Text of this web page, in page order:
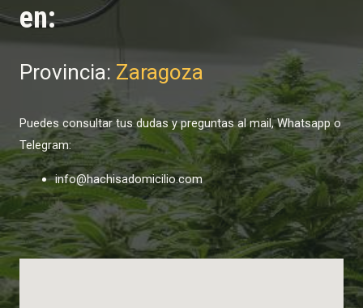
en:
Provincia: Zaragoza
Puedes consultar tus dudas y preguntas al mail, Whatsapp o
Telegram:
info@hachisadomicilio.com